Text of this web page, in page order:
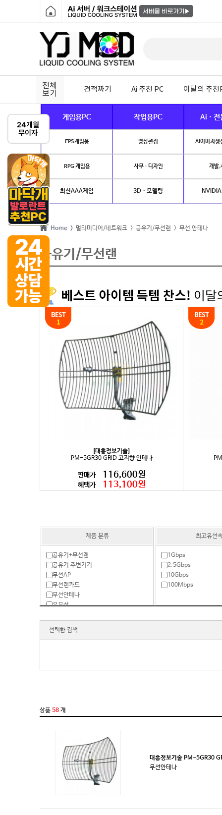
전체
보기
견적짜기 Ai 추천 PC 이달의 추천
게임용PC 작업용PC Ai · 전
FPS게임용 영상편집 AI이미지생
RPG 게임용 사무 · 디자인 개발.
최신AAA게임 3D · 모델링
Home > 멀티미디어/네트워크 > 공유기/무선랜 > 무선 안테나
공유기/무선랜
[대흥정보기술]
PM-5GR30 GRID 고지향 안테나
판매가 116,600원
혜택가 113,100원
제품 분류
공유기+무선랜
공유기 주변기기
무선AP
무선랜카드
무선안테나
유무선
크래들
최고유선
1Gbps
2.5Gbps
10Gbps
100Mbps
선택한 검색